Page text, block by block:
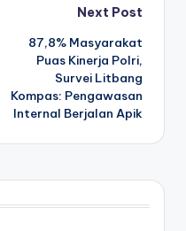
Next Post
87,8% Masyarakat
Puas Kinerja Polri,
Survei Litbang
Kompas: Pengawasan
Internal Berjalan Apik